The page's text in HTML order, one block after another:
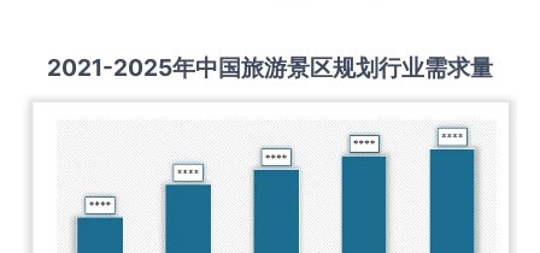
2021-2025年中国旅游景区规划行业需求量